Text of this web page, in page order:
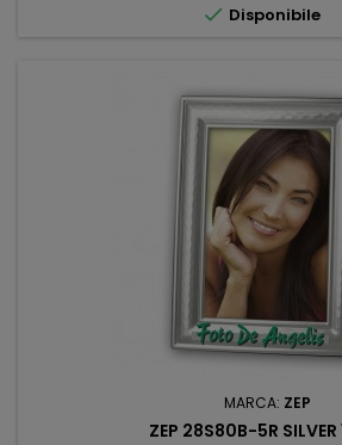
 Disponibile
MARCA: ZEP
ZEP 28S80B-5R SILVER